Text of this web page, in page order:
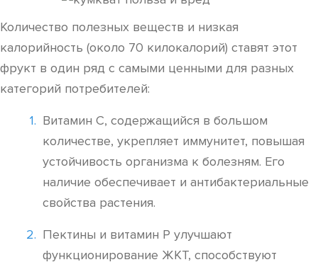
Количество полезных веществ и низкая
калорийность (около 70 килокалорий) ставят этот
фрукт в один ряд с самыми ценными для разных
категорий потребителей:
Витамин С, содержащийся в большом
количестве, укрепляет иммунитет, повышая
устойчивость организма к болезням. Его
наличие обеспечивает и антибактериальные
свойства растения.
Пектины и витамин Р улучшают
функционирование ЖКТ, способствуют